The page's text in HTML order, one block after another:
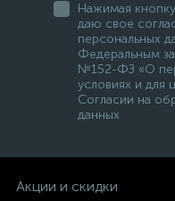
Нажимая
даю свое
персональных
Федеральным
№152-ФЗ «О
условиях и для
Согласии на
данных
Акции и скидки